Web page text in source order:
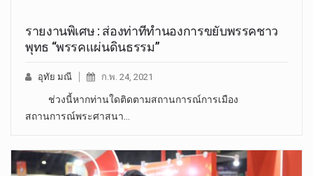
รายงานพิเศษ : ส่องท่าทีทำนองการขยับพรรคชาว
พุทธ “พรรคแผ่นดินธรรม”
อุทัย มณี ก.พ. 24, 2021
ช่วงนี้หากท่านใดติดตามสถานการณ์การเมือง
สถานการณ์พระศาสนา…